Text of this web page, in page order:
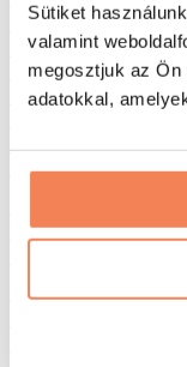
Sütiket
valamint
megosztjuk az
adatokkal,
Futás
Küzdősportok
Kerékpározás
Jóga és pilates
Úszás
Túrázás
Vörösfény-terápia
Öko háztartás